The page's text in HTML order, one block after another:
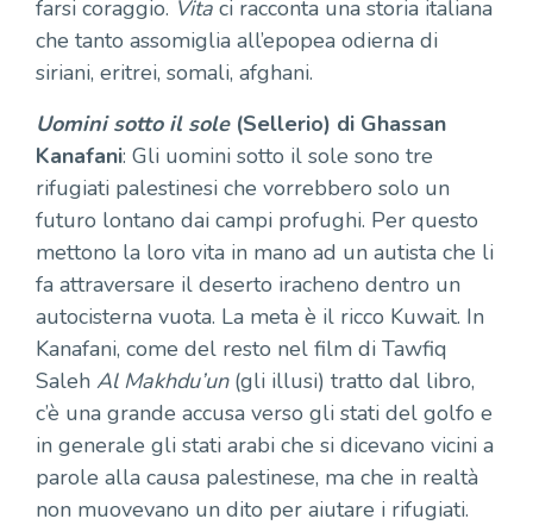
farsi coraggio. Vita ci racconta una storia italiana
che tanto assomiglia all’epopea odierna di
siriani, eritrei, somali, afghani.
Uomini sotto il sole(Sellerio) di Ghassan
Kanafani: Gli uomini sotto il sole sono tre
rifugiati palestinesi che vorrebbero solo un
futuro lontano dai campi profughi. Per questo
mettono la loro vita in mano ad un autista che li
fa attraversare il deserto iracheno dentro un
autocisterna vuota. La meta è il ricco Kuwait. In
Kanafani, come del resto nel film di Tawfiq
Saleh Al Makhdu’un(gli illusi) tratto dal libro,
c’è una grande accusa verso gli stati del golfo e
in generale gli stati arabi che si dicevano vicini a
parole alla causa palestinese, ma che in realtà
non muovevano un dito per aiutare i rifugiati.